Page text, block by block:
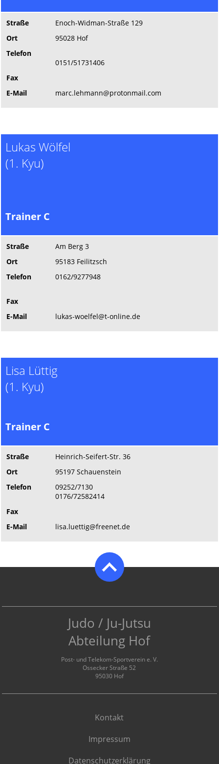
Straße
Enoch-Widman-Straße 129
Ort
95028 Hof
Telefon
0151/51731406
Fax
E-Mail
marc.lehmann@protonmail.com
Lukas Wölfel
(1. Kyu)
Trainer C
Straße
Am Berg 3
Ort
95183 Feilitzsch
Telefon
0162/9277948
Fax
E-Mail
lukas-woelfel@t-online.de
Lisa Lüttig
(1. Kyu)
Trainer C
Straße
Heinrich-Seifert-Str. 36
Ort
95197 Schauenstein
Telefon
09252/7130
0176/72582414
Fax
E-Mail
lisa.luettig@freenet.de
Judo / Ju-Jutsu
Abteilung Hof
Post- und Telekom-Sportverein e. V.
Ossecker Straße 52
95030 Hof
Kontakt
Impressum
Datenschutzerklärung